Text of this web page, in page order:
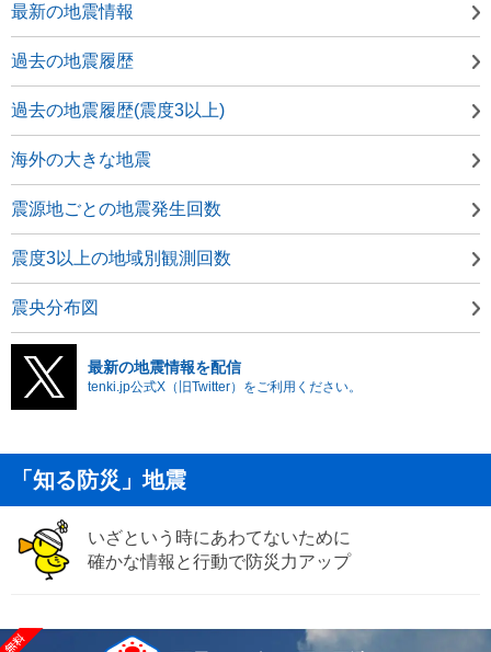
最新の地震情報
過去の地震履歴
過去の地震履歴(震度3以上)
海外の大きな地震
震源地ごとの地震発生回数
震度3以上の地域別観測回数
震央分布図
最新の地震情報を配信
tenki.jp公式X（旧Twitter）をご利用ください。
「知る防災」地震
いざという時にあわてないために
確かな情報と行動で防災力アップ